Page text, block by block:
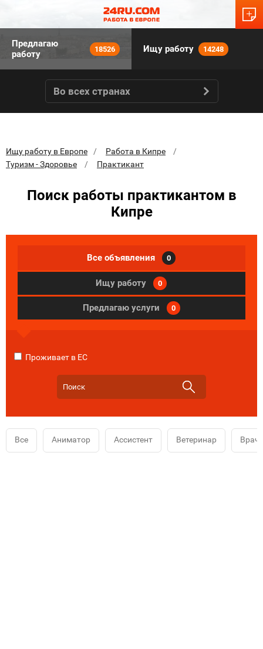
Предлагаю
работу
18526 Ищу работу 14248
Во всех странах
Ищу работу в Европе
Работа в Кипре
Туризм - Здоровье
Практикант
Поиск работы практикантом в
Кипре
Все объявления 0
Ищу работу 0
Предлагаю услуги 0
Проживает в ЕС
Все Аниматор Ассистент Ветеринар Врач